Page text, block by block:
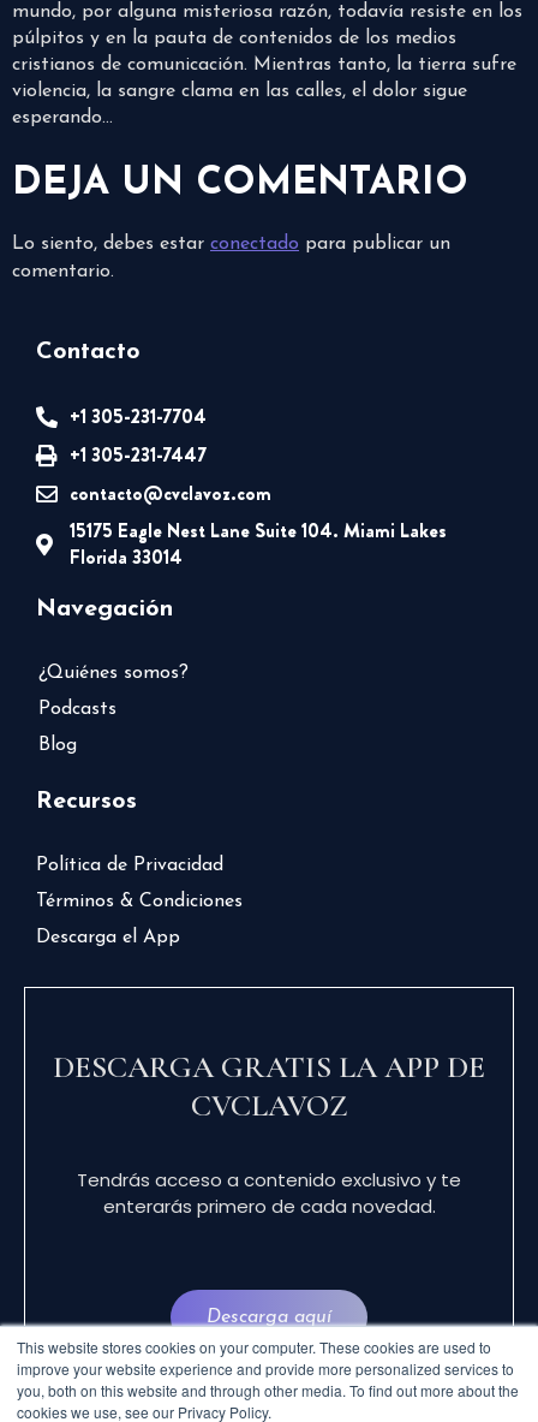
This website stores cookies on your computer. These cookies are used to
improve your website experience and provide more personalized services to
you, both on this website and through other media. To find out more about the
cookies we use, see our Privacy Policy.
mundo, por alguna misteriosa razón, todavía resiste en los
púlpitos y en la pauta de contenidos de los medios
cristianos de comunicación. Mientras tanto, la tierra sufre
violencia, la sangre clama en las calles, el dolor sigue
esperando…
DEJA UN COMENTARIO
Lo siento, debes estar conectado para publicar un
comentario.
Contacto
+1 305-231-7704
+1 305-231-7447
contacto@cvclavoz.com
15175 Eagle Nest Lane Suite 104. Miami Lakes
Florida 33014
Navegación
¿Quiénes somos?
Podcasts
Blog
Recursos
Política de Privacidad
Términos & Condiciones
Descarga el App
DESCARGA GRATIS LA APP DE
CVCLAVOZ
Tendrás acceso a contenido exclusivo y te
enterarás primero de cada novedad.
Descarga aquí